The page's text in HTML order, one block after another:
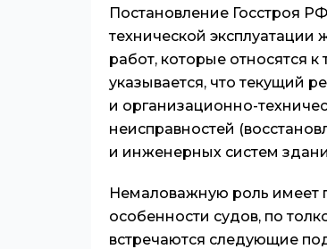
Постановление Госстроя
технической
работ, которые относятся
указывается, что текущий
и организационно-
неисправностей
и инженерных систем
Немаловажную роль имеет
особенности судов, по
встречаются следующие